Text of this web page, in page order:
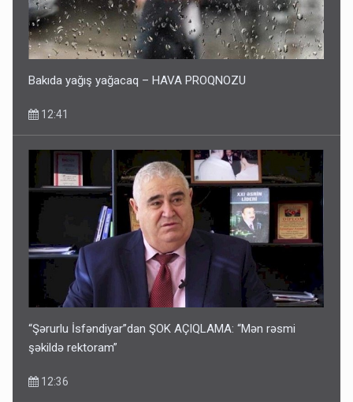
Bakıda yağış yağacaq – HAVA PROQNOZU
12:41
“Şərurlu İsfəndiyar”dan ŞOK AÇIQLAMA: “Mən rəsmi
şəkildə rektoram”
12:36